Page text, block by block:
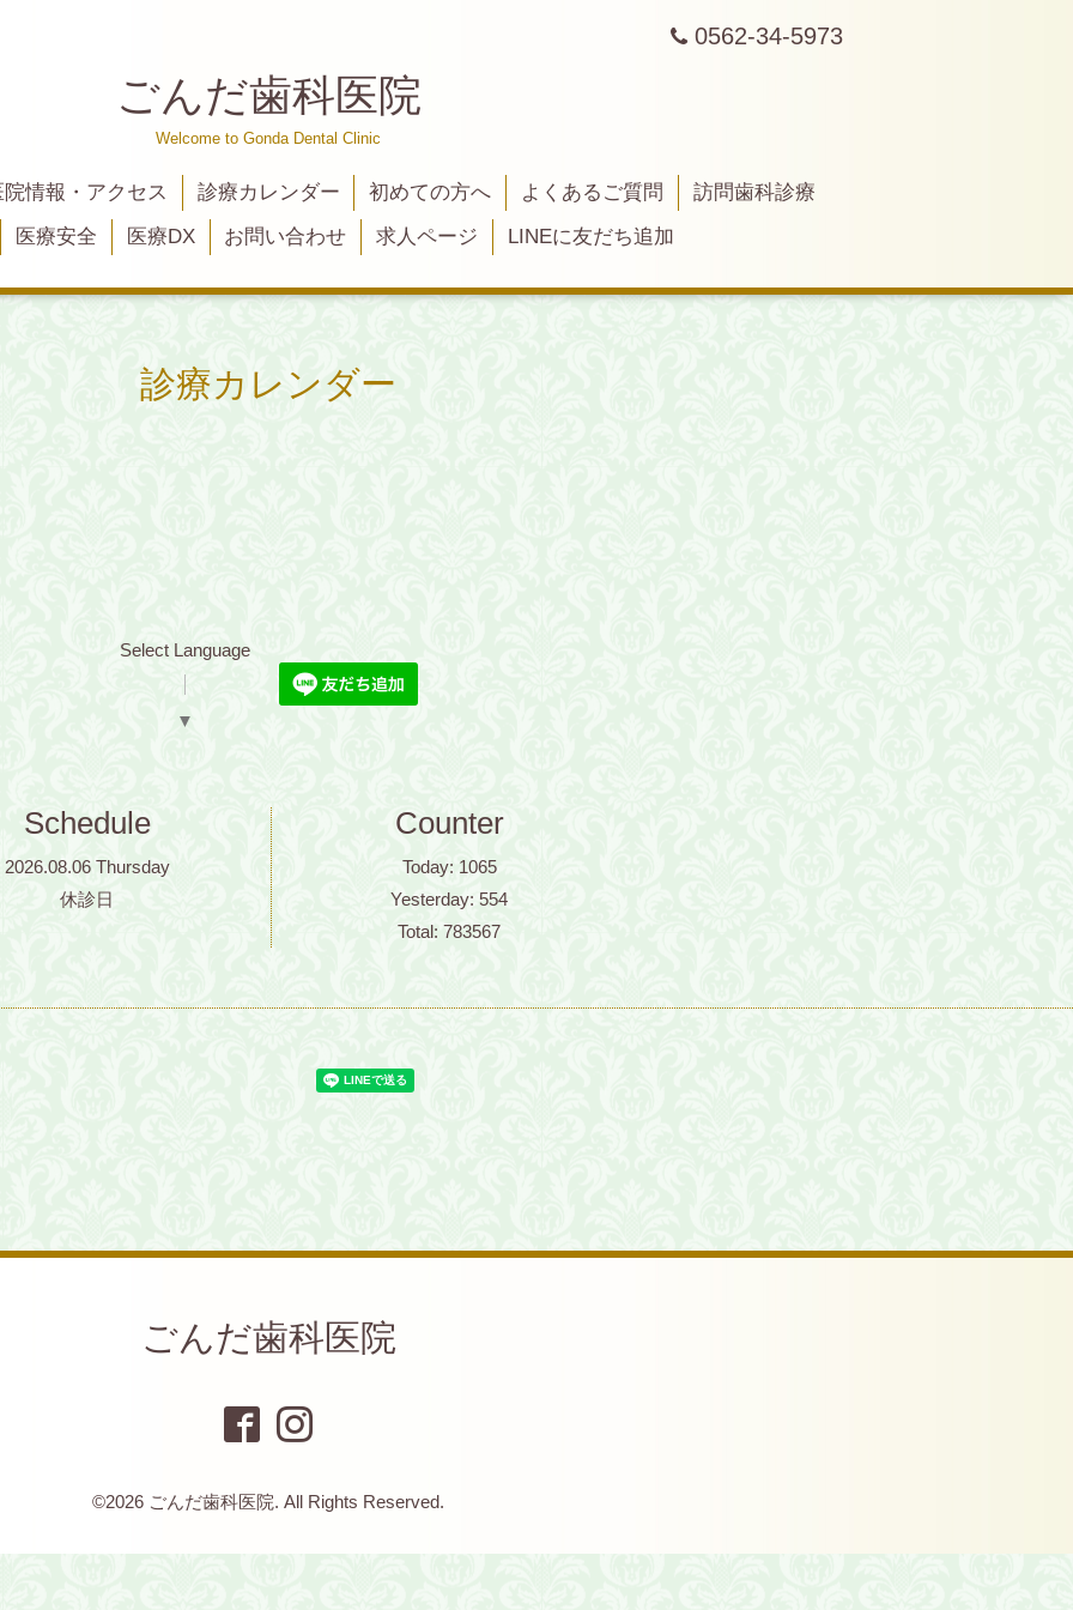
0562-34-5973
ごんだ歯科医院
Welcome to Gonda Dental Clinic
院情報・アクセス 診療カレンダー 初めての方へ よくあるご質問
訪問歯科診療
医療安全
医療DX お問い合わせ 求人ページ LINEに友だち追加
診療カレンダー
Select Language
▼
Schedule
2026.08.06 Thursday
休診日
Counter
Today: 1065
Yesterday:554
Total:783567
ごんだ歯科医院
©2026 ごんだ歯科医院. All Rights Reserved.